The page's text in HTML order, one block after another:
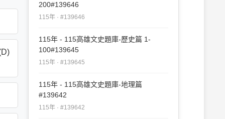
200#139646
115年 · #139646
115年 - 115高雄文史題庫-歷史篇 1-
100#139645
115年 · #139645
115年 - 115高雄文史題庫-地理篇
#139642
115年 · #139642